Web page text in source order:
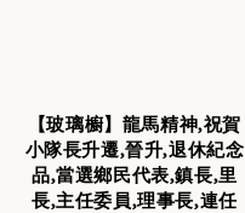
【玻璃櫥】龍馬精神,祝賀
小隊長升遷,晉升,退休紀念
品,當選鄉民代表,鎮長,里
長,主任委員,理事長,連任